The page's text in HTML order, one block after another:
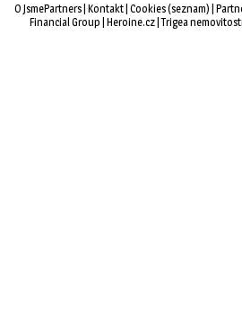
O JsmePartners| Kontakt| Cookies(seznam) |
Financial Group | Heroine.cz| Trigea